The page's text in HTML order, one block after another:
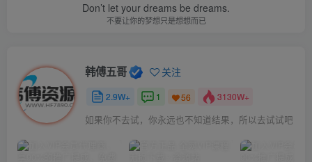
Don’t let your dreams be dreams.
不要让你的梦想只是想想而已
韩傅五哥 关注
2.9W+ 1 56 3130W+
如果你不去试，你永远也不知道结果，所以去试试吧